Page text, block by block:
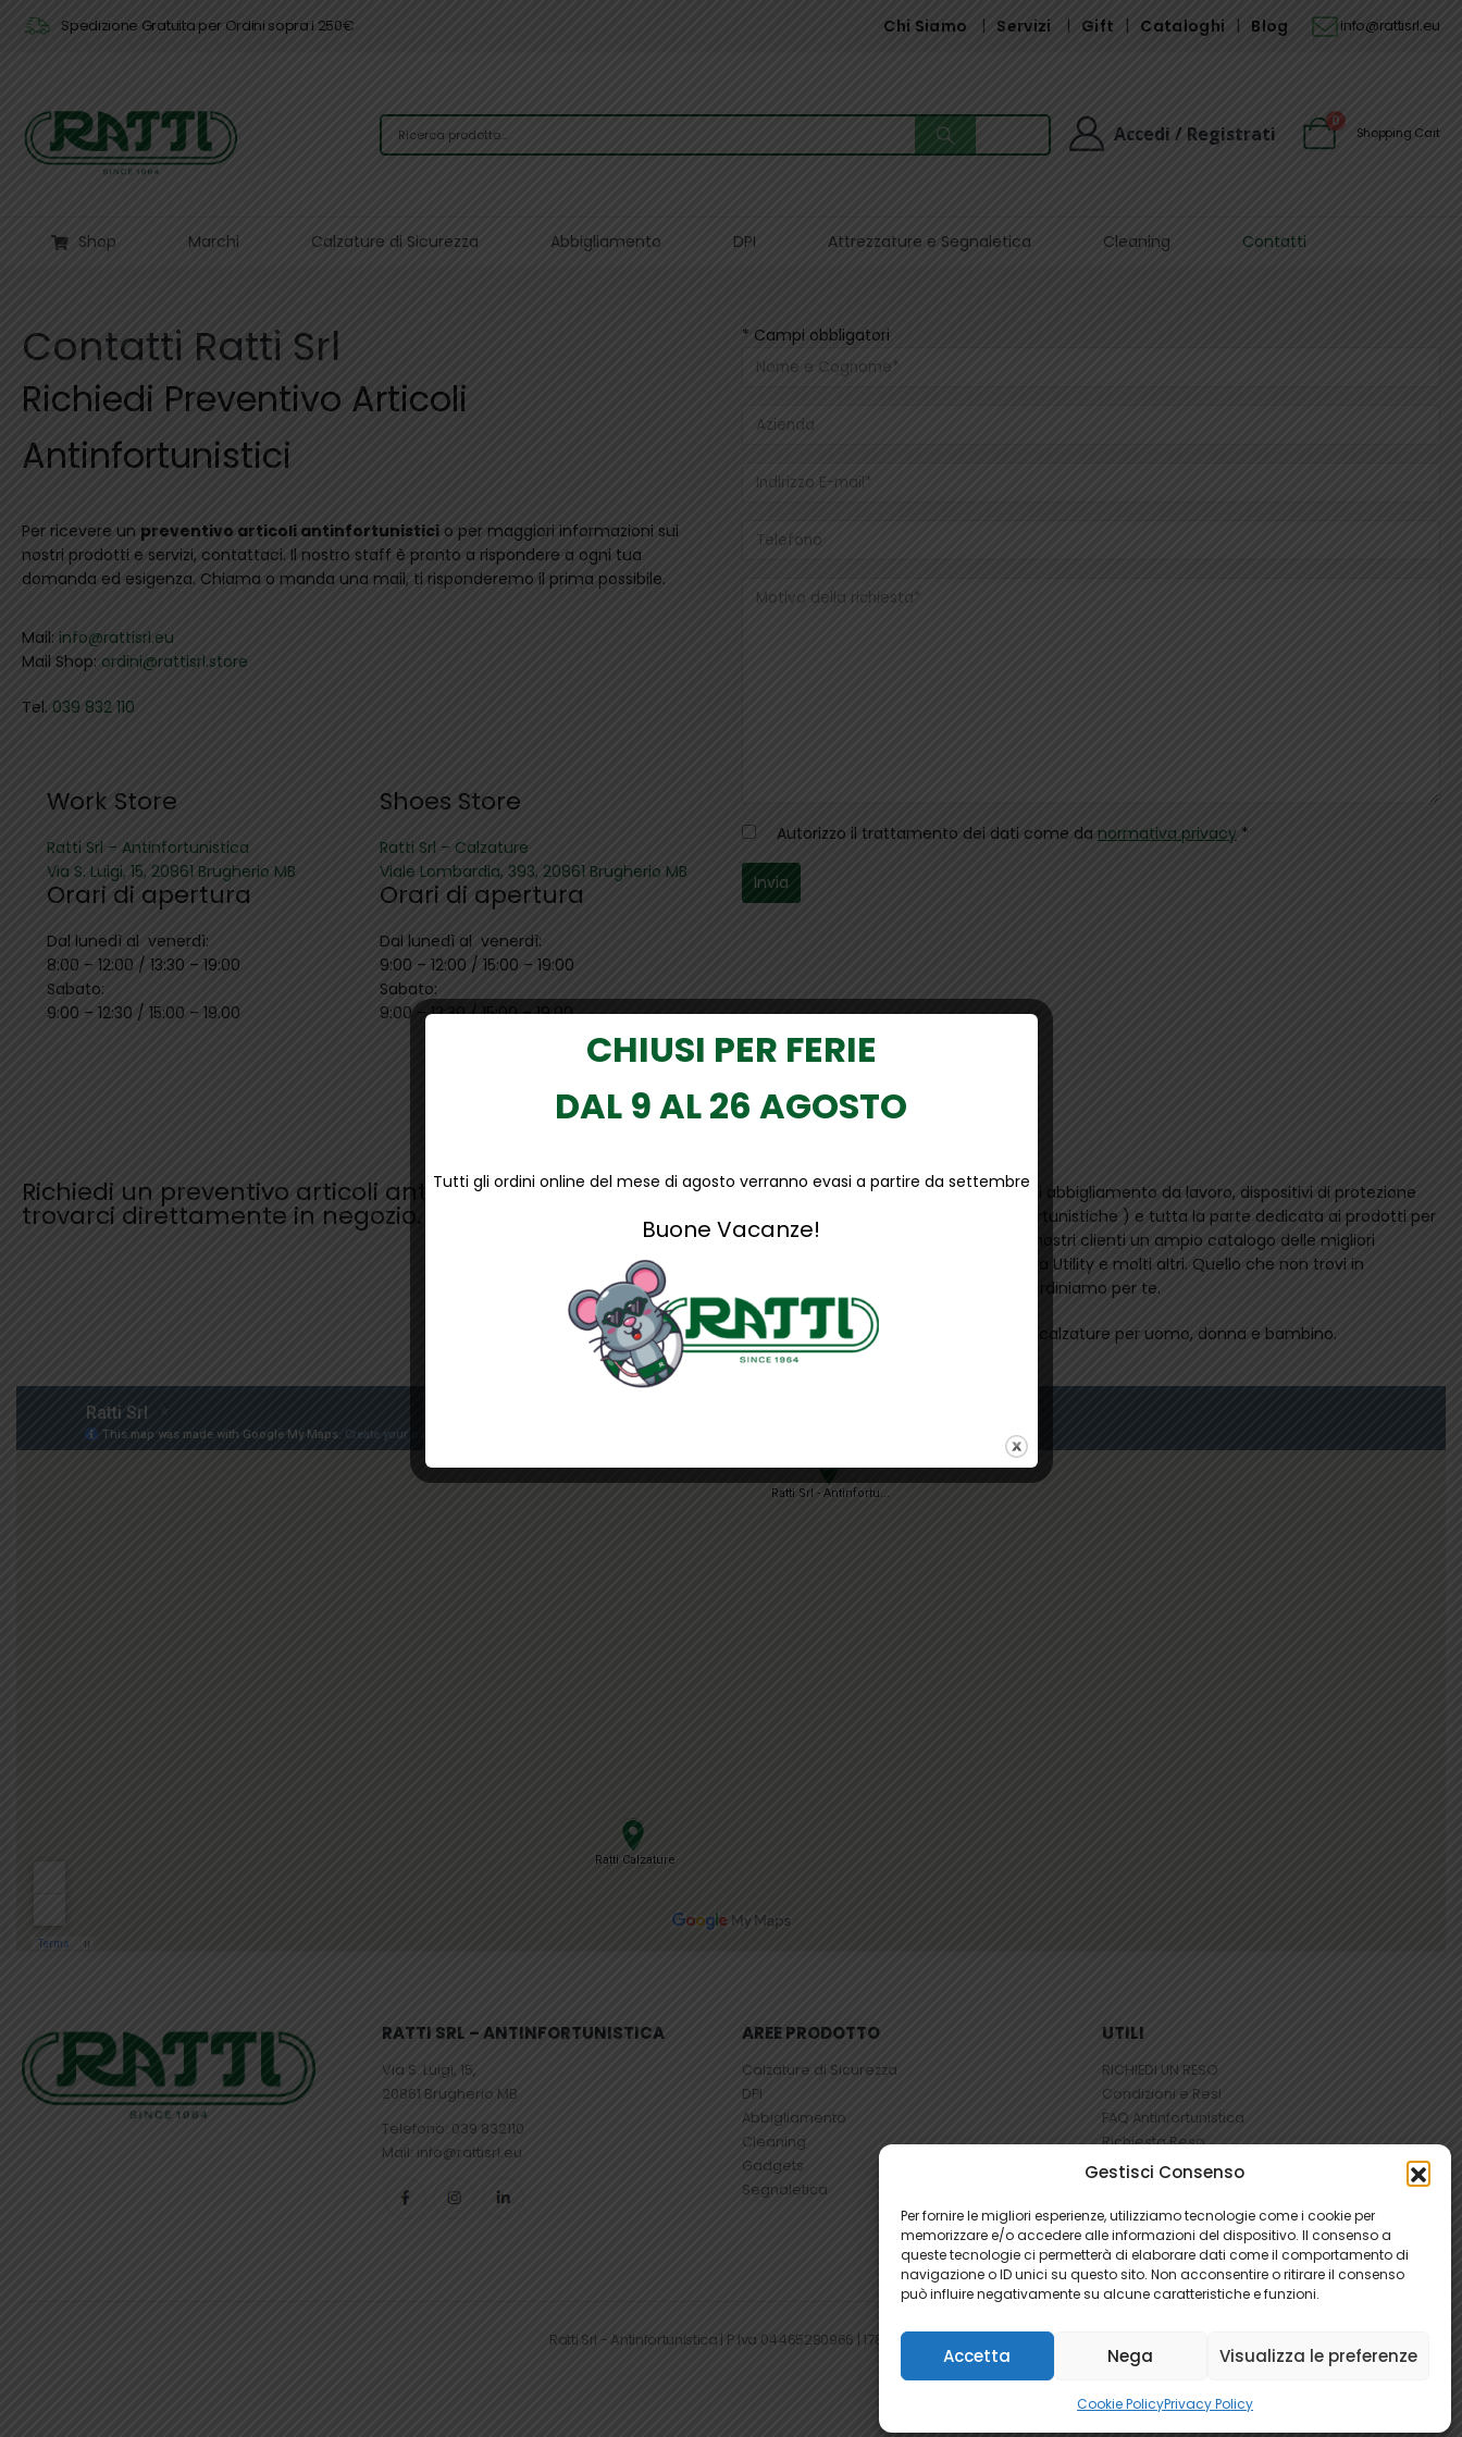
Gestisci Consenso
Per fornire le migliori esperienze, utilizziamo tecnologie come i cookie per
memorizzare e/o accedere alle informazioni del dispositivo. Il consenso a
queste tecnologie ci permetterà di elaborare dati come il comportamento di
navigazione o ID unici su questo sito. Non acconsentire o ritirare il consenso
può influire negativamente su alcune caratteristiche e funzioni.
Accetta Nega Visualizza le preferenze
Cookie PolicyPrivacy Policy
Spedizione Gratuita per Ordini sopra i 250€ Chi Siamo Servizi Gift Cataloghi Blog info@rattisrl.eu
Accedi / Registrati
0
Shopping Cart
Shop Marchi Calzature di Sicurezza Abbigliamento DPI Attrezzature e Segnaletica Cleaning Contatti
Contatti Ratti Srl
Richiedi Preventivo Articoli
Antinfortunistici
Per ricevere un preventivo articoli antinfortunistici o per maggiori informazioni sui
nostri prodotti e servizi, contattaci. Il nostro staff è pronto a rispondere a ogni tua
domanda ed esigenza. Chiama o manda una mail, ti risponderemo il prima possibile.
Mail: info@rattisrl.eu
Mail Shop: ordini@rattisrl.store
Tel. 039 832 110
Work Store
Ratti Srl – Antinfortunistica
Via S. Luigi, 15, 20861 Brugherio MB
Orari di apertura
Dal lunedì al venerdì:
8:00 – 12:00 / 13:30 – 19:00
Sabato:
9:00 – 12:30 / 15:00 – 19.00
Shoes Store
Ratti Srl – Calzature
Viale Lombardia, 393, 20861 Brugherio MB
Orari di apertura
Dal lunedì al venerdì:
9:00 – 12:00 / 15:00 – 19:00
Sabato:
9:00 – 12:30 / 15:00 – 19.00
* Campi obbligatori
Autorizzo il trattamento dei dati come da normativa privacy *
Richiedi un preventivo articoli antinfortunistici o vieni a
trovarci direttamente in negozio.
Troverai un ampio magazzino fornito di abbigliamento da lavoro, dispositivi di protezione
individuale (tra cui le calzature antinfortunistiche ) e tutta la parte dedicata ai prodotti per
la pulizia industriale. A disposizione dei nostri clienti un ampio catalogo delle migliori
marche: U-Power, Mascot, Base, Diadora Utility e molti altri. Quello che non trovi in
showroom o nel nostro shop online lo ordiniamo per te.
Inoltre, puoi visitare anche il negozio di calzature per uomo, donna e bambino.
RATTI SRL – ANTINFORTUNISTICA
Via S. Luigi, 15,
20861 Brugherio MB
Telefono: 039 832110
Mail: info@rattisrl.eu
AREE PRODOTTO
Calzature di Sicurezza
DPI
Abbigliamento
Cleaning
Gadgets
Segnaletica
UTILI
RICHIEDI UN RESO
Condizioni e Resi
FAQ Antinfortunistica
Richiesta Reso
CookieePrivacy
Ratti Srl - Antinfortunistica | P.Iva 04465280966 | 1781345
CHIUSI PER FERIE
DAL 9 AL 26 AGOSTO
Tutti gli ordini online del mese di agosto verranno evasi a partire da settembre
Buone Vacanze!